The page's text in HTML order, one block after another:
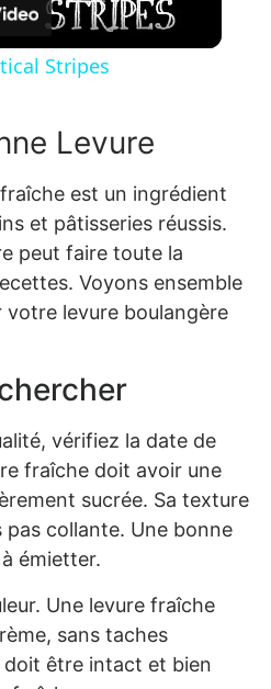
Stripes
Levure
est un ingrédient
et pâtisseries réussis.
peut faire toute la
Voyons ensemble
levure boulangère
vérifiez la date de
fraîche doit avoir une
sucrée. Sa texture
collante. Une bonne
émietter.
Une levure fraîche
sans taches
doit être intact et bien